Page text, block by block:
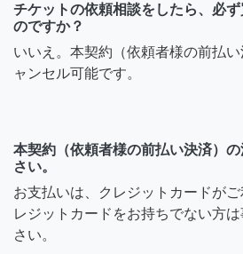
チケットの依頼相談をしたら、必
のですか？
いいえ。本契約（依頼者様の前払
ャンセル可能です。
本契約（依頼者様の前払い決済）
さい。
お支払いは、クレジットカードが
レジットカードをお持ちでない方
さい。